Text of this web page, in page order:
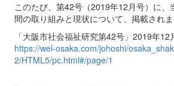
このたび、第42号（2019年12月号）に、
間の取り組みと現状について、掲載されま
「大阪市社会福祉研究第42号」2019年12
https://wel-osaka.com/johoshi/
2/HTML5/pc.html#/page/1